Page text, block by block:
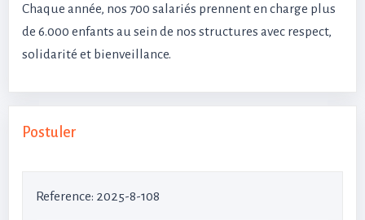
Chaque année, nos 700 salariés prennent en charge plus
de 6.000 enfants au sein de nos structures avec respect,
solidarité et bienveillance.
Postuler
Reference: 2025-8-108